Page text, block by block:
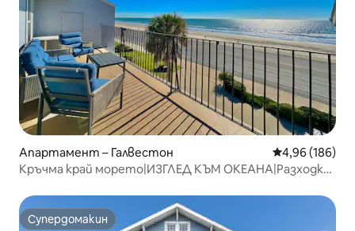
Апартамент – Галвестон Средна
4,96 (186)
Кръчма край морето|ИЗГЛЕД КЪМ ОКЕАНА|Разходка
Супердомакин
Супердомакин